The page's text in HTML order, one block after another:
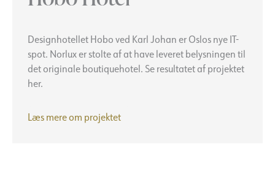
Designhotellet Hobo ved Karl Johan er Oslos nye IT-
spot. Norlux er stolte af at have leveret belysningen til
det originale boutiquehotel. Se resultatet af projektet
her.
Læs mere om Hobo
projektet